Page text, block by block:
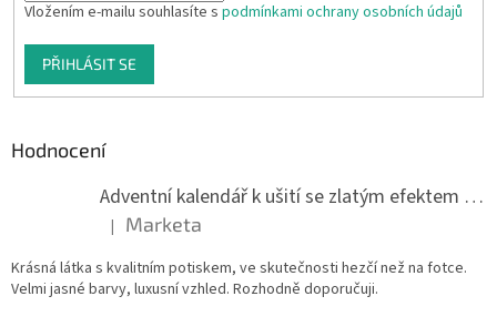
Vložením e-mailu souhlasíte s podmínkami ochrany osobních údajů
PŘIHLÁSIT SE
Hodnocení
Adventní kalendář k ušití se zlatým efektem 042Q
Hodnocení produktu je 5 z 5 hvězdiček.
| Marketa
Krásná látka s kvalitním potiskem, ve skutečnosti hezčí než na fotce.
Velmi jasné barvy, luxusní vzhled. Rozhodně doporučuji.